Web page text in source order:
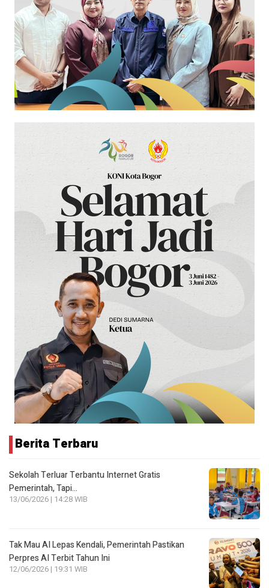
Berita Terbaru
Sekolah Terluar Terbantu Internet Gratis
Pemerintah, Tapi…
13/06/2026 | 14:28 WIB
Tak Mau AI Lepas Kendali, Pemerintah Pastikan
Perpres AI Terbit Tahun Ini
12/06/2026 | 19:31 WIB